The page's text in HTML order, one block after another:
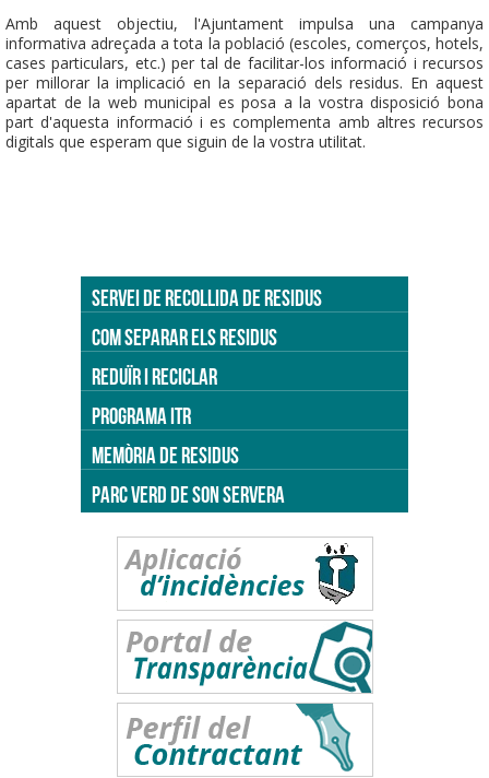
Amb aquest objectiu, l'Ajuntament impulsa una campanya
informativa adreçada a tota la població (escoles, comerços, hotels,
cases particulars, etc.) per tal de facilitar-los informació i recursos
per millorar la implicació en la separació dels residus. En aquest
apartat de la web municipal es posa a la vostra disposició bona
part d'aquesta informació i es complementa amb altres recursos
digitals que esperam que siguin de la vostra utilitat.
SERVEI DE RECOLLIDA DE RESIDUS
COM SEPARAR ELS RESIDUS
REDUÏR I RECICLAR
PROGRAMA ITR
MEMÒRIA DE RESIDUS
PARC VERD DE SON SERVERA